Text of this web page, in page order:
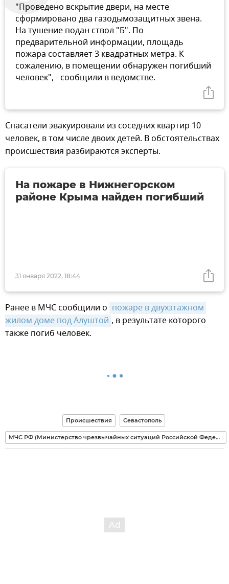
"Проведено вскрытие двери, на месте
сформировано два газодымозащитных звена.
На тушение подан ствол "Б". По
предварительной информации, площадь
пожара составляет 3 квадратных метра. К
сожалению, в помещении обнаружен погибший
человек", - сообщили в ведомстве.
Спасатели эвакуировали из соседних квартир 10
человек, в том числе двоих детей. В обстоятельствах
происшествия разбираются эксперты.
31 января 2022, 18:44
На пожаре в Нижнегорском
районе Крыма найден погибший
Ранее в МЧС сообщили о пожаре в двухэтажном
жилом доме под Алуштой , в результате которого
также погиб человек.
Происшествия Севастополь
МЧС РФ (Министерство чрезвычайных ситуаций Российской Федерации)